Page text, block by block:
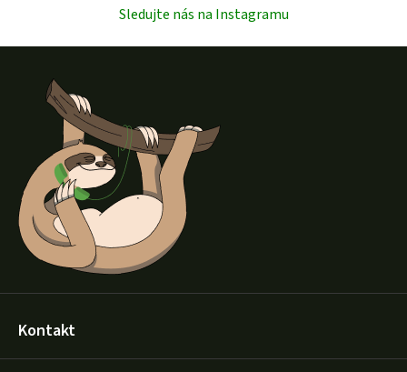
Sledujte nás na Instagramu
Kontakt